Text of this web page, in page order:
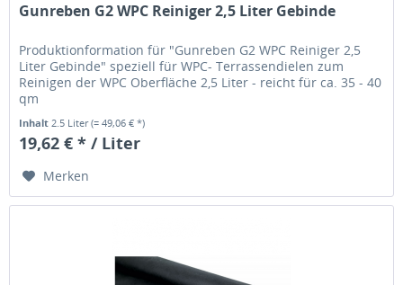
Gunreben G2 WPC Reiniger 2,5 Liter Gebinde
Produktionformation für "Gunreben G2 WPC Reiniger 2,5
Liter Gebinde" speziell für WPC- Terrassendielen zum
Reinigen der WPC Oberfläche 2,5 Liter - reicht für ca. 35 - 40
qm
Inhalt2.5 Liter(= 49,06 € *)
19,62 € * / Liter
Merken